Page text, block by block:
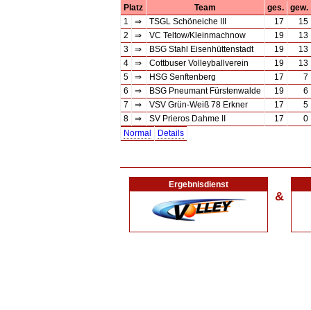
Platz
Team ges.
gew.
1
⇒ TSGL Schöneiche III 17
15
2
⇒ VC Teltow/Kleinmachnow 19
13
3
⇒ BSG Stahl Eisenhüttenstadt 19
13
4
⇒ Cottbuser Volleyballverein 19
13
5
⇒ HSG Senftenberg 17
7
6
⇒ BSG Pneumant Fürstenwalde 19
6
7
⇒ VSV Grün-Weiß 78 Erkner 17
5
8
⇒ SV Prieros Dahme II 17
0
Normal
Details
Ergebnisdienst
&